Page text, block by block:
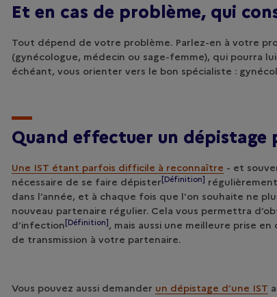
Et en cas de problème, qui
Tout dépend de votre problème. Parlez-en à votre
(gynécologue, médecin ou sage-femme), qui pourra
échéant, vous orienter vers le bon spécialiste :
Quand effectuer un dépistage
Une IST étant parfois difficile à reconnaître - et
nécessaire de se faire dépister [Définition]
dans l’année, et à chaque fois que l'on souhaite ne
nouveau partenaire régulier. Cela vous permettra
d’infection [Définition] , mais aussi une meilleure prise
de transmission à votre partenaire.
Vous pouvez aussi demander un dépistage d’une IST